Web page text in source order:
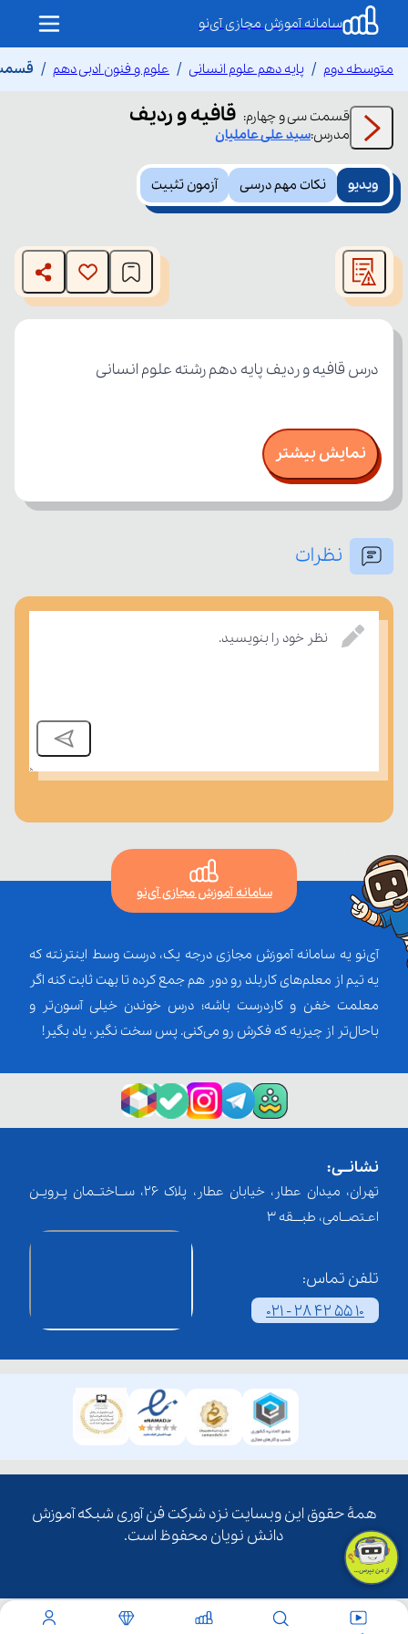
سامانه آموزش مجازی آی‌نو
متوسطه دوم پایه دهم علوم انسانی علوم و فنون ادبی دهم قسمت
قسمت سی و چهارم: قافیه و ردیف
مدرس:سید علیعاملیان
ویدیو نکات مهم درسی آزمون تثبیت
modal
window.
The media could not be loaded, either because the server
or network failed or because the format is not supported.
درس قافیه و ردیف پایه دهم رشته علوم انسانی
نمایش بیشتر
نظرات
نظر خود را بنویسید.
سامانه آموزش مجازی آی‌نو
آی‌نو یه سامانه آموزش مجازی درجه یک، درست وسط اینترنته که
یه تیم از معلم‌‌های کاربلد رو دور هم جمع کرده تا بهت ثابت کنه اگر
معلمت خفن و کاردرست باشه؛ درس خوندن خیلی آسون‌تر و
باحال‌تر از چیزیه که فکرش رو می‌کنی. پس سخت نگیر، یاد بگیر!
نشانــی:
تهران، میدان عطار، خیابان عطار، پلاک 26، ســاختــمان پـرویـن
اعـتصــامی، طبـــقه 3
تلفن تماس:
021 - 28 42 55 10
همۀ حقوق این وبسایت نزد شرکت فن آوری شبکه آموزش
دانش نویان محفوظ است.